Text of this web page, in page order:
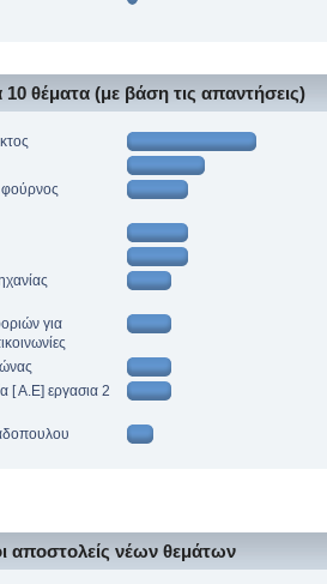
θέματα (με βάση τις απαντήσεις)
για
[ Α.Ε] εργασια 2
αποστολείς νέων θεμάτων